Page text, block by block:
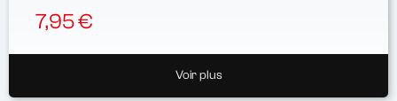
7,95 €
Voir plus